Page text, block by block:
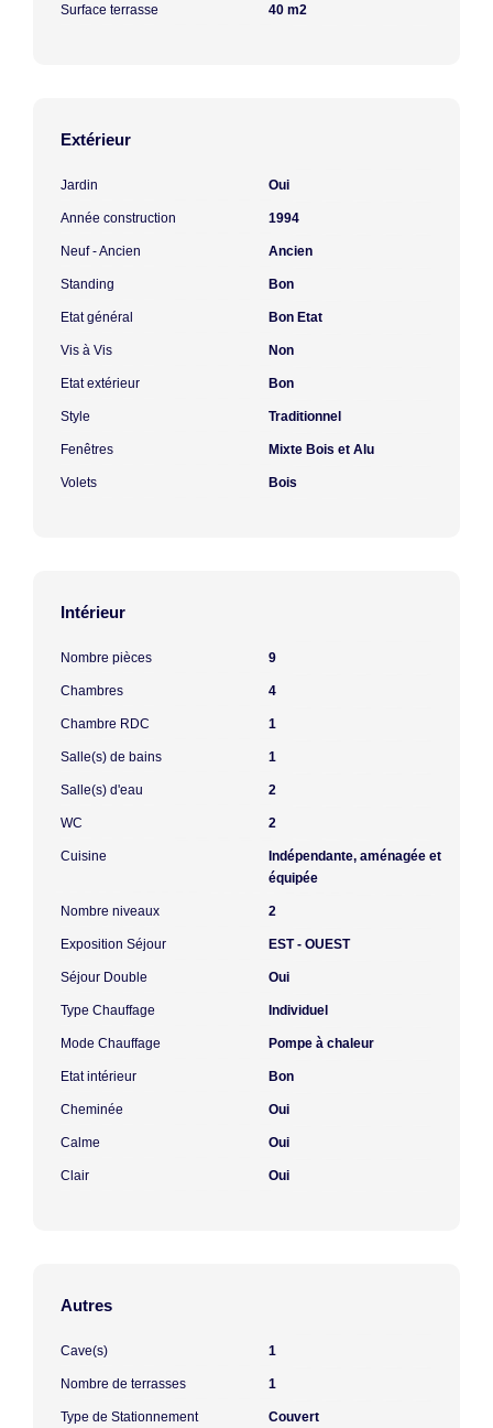
Surface terrasse 40 m2
Extérieur
Jardin Oui
Année construction 1994
Neuf - Ancien Ancien
Standing Bon
Etat général Bon Etat
Vis à Vis Non
Etat extérieur Bon
Style Traditionnel
Fenêtres Mixte Bois et Alu
Volets Bois
Intérieur
Nombre pièces 9
Chambres 4
Chambre RDC 1
Salle(s) de bains 1
Salle(s) d'eau 2
WC 2
Cuisine
Indépendante, aménagée et
équipée
Nombre niveaux 2
Exposition Séjour EST - OUEST
Séjour Double Oui
Type Chauffage Individuel
Mode Chauffage Pompe à chaleur
Etat intérieur Bon
Cheminée Oui
Calme Oui
Clair Oui
Autres
Cave(s) 1
Nombre de terrasses 1
Type de Stationnement Couvert